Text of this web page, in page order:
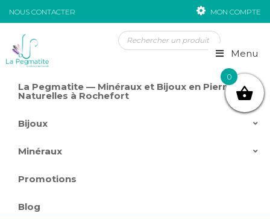
NOUS CONTACTER MON COMPTE
Passer au contenu
Menu
La Pegmatite — Minéraux et Bijoux en Pierres
Naturelles à Rochefort
Bijoux
Minéraux
Promotions
Blog
0